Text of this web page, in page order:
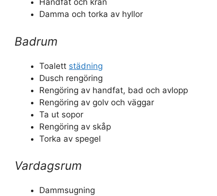
Handfat och kran
Damma och torka av hyllor
Badrum
Toalett städning
Dusch rengöring
Rengöring av handfat, bad och avlopp
Rengöring av golv och väggar
Ta ut sopor
Rengöring av skåp
Torka av spegel
Vardagsrum
Dammsugning